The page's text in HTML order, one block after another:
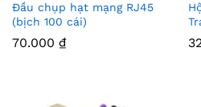
Đầu chụp hạt mạng RJ45
(bịch 100 cái)
70.000 ₫